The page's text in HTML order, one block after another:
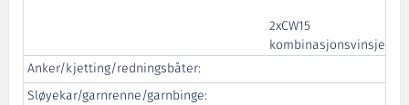
2xCW15
kombinasjonsvinsjer
Anker/kjetting/redningsbåter:
Sløyekar/garnrenne/garnbinge: